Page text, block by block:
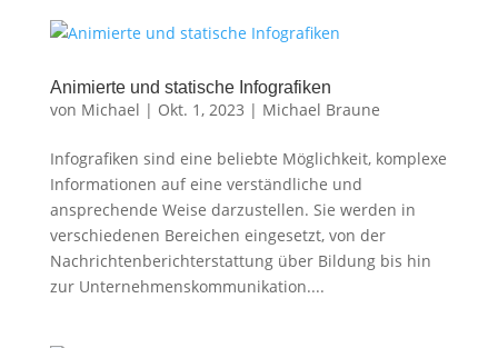
Animierte und statische Infografiken
von Michael | Okt. 1, 2023 | Michael Braune
Infografiken sind eine beliebte Möglichkeit, komplexe
Informationen auf eine verständliche und
ansprechende Weise darzustellen. Sie werden in
verschiedenen Bereichen eingesetzt, von der
Nachrichtenberichterstattung über Bildung bis hin
zur Unternehmenskommunikation....